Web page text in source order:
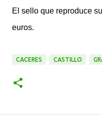
El sello que reproduce
euros.
CACERES CASTILLO